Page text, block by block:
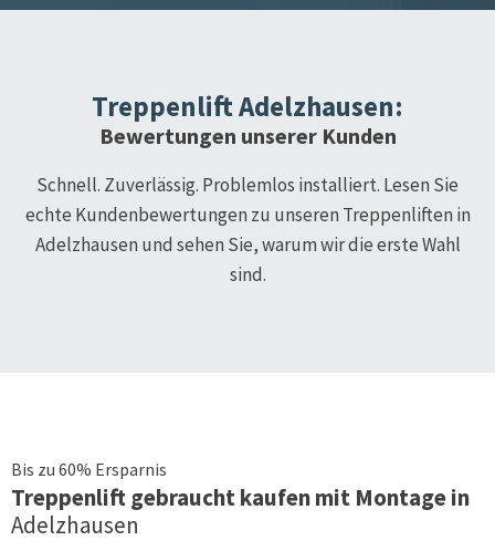
TreppenliftAdelzhausen:
Bewertungen unserer Kunden
Schnell. Zuverlässig. Problemlos installiert. Lesen Sie
echte Kundenbewertungen zu unseren Treppenliften in
Adelzhausen und sehen Sie, warum wir die erste Wahl
sind.
Bis zu 60% Ersparnis
Treppenliftgebraucht kaufen mit Montage in
Adelzhausen